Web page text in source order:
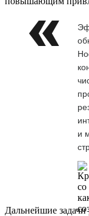
и
Дальнейшие задачи